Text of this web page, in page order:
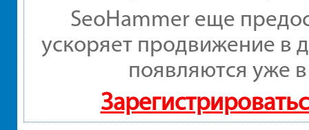
SeoHammer еще
ускоряет продвижение в
появляются уже